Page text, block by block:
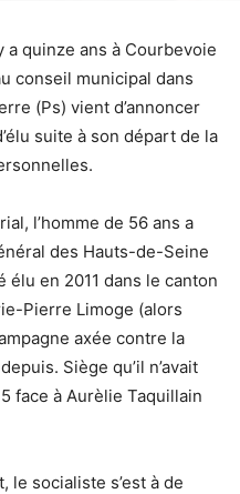
quinze ans à Courbevoie
conseil municipal dans
(Ps) vient d’annoncer
suite à son départ de la
l’homme de 56 ans a
des Hauts-de-Seine
élu en 2011 dans le canton
Pierre Limoge (alors
axée contre la
Siège qu’il n’avait
face à Aurèlie Taquillain
le socialiste s’est à de